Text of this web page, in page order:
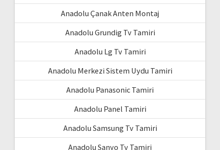
Anadolu Çanak Anten Montaj
Anadolu Grundig Tv Tamiri
Anadolu Lg Tv Tamiri
Anadolu Merkezi Sistem Uydu Tamiri
Anadolu Panasonic Tamiri
Anadolu Panel Tamiri
Anadolu Samsung Tv Tamiri
Anadolu Sanyo Tv Tamiri